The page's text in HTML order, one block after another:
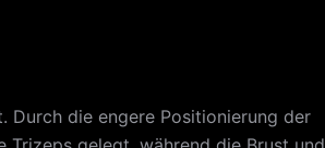
Durch die engere Positionierung der